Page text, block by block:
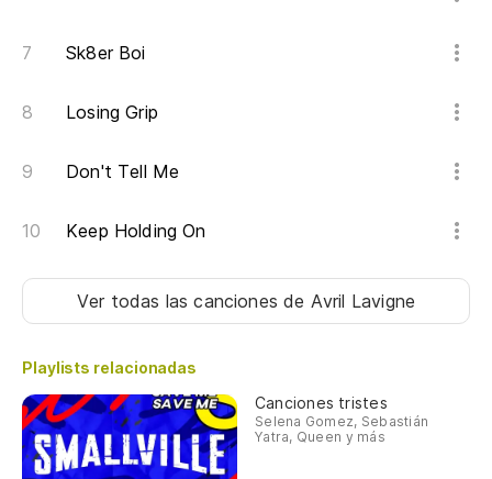
Sk8er Boi
Losing Grip
Don't Tell Me
Keep Holding On
Ver todas las cancionesde Avril Lavigne
Playlists relacionadas
Canciones tristes
Selena Gomez, Sebastián
Yatra, Queen y más